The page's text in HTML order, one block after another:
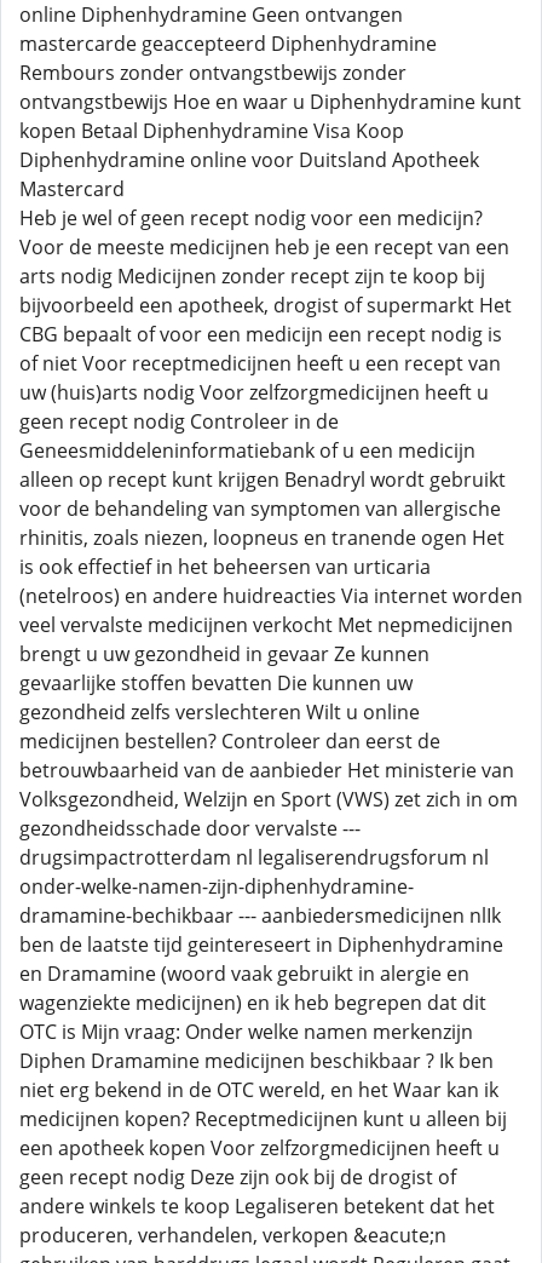
online Diphenhydramine Geen ontvangen
mastercarde geaccepteerd Diphenhydramine
Rembours zonder ontvangstbewijs zonder
ontvangstbewijs Hoe en waar u Diphenhydramine kunt
kopen Betaal Diphenhydramine Visa Koop
Diphenhydramine online voor Duitsland Apotheek
Mastercard
Heb je wel of geen recept nodig voor een medicijn?
Voor de meeste medicijnen heb je een recept van een
arts nodig Medicijnen zonder recept zijn te koop bij
bijvoorbeeld een apotheek, drogist of supermarkt Het
CBG bepaalt of voor een medicijn een recept nodig is
of niet Voor receptmedicijnen heeft u een recept van
uw (huis)arts nodig Voor zelfzorgmedicijnen heeft u
geen recept nodig Controleer in de
Geneesmiddeleninformatiebank of u een medicijn
alleen op recept kunt krijgen Benadryl wordt gebruikt
voor de behandeling van symptomen van allergische
rhinitis, zoals niezen, loopneus en tranende ogen Het
is ook effectief in het beheersen van urticaria
(netelroos) en andere huidreacties Via internet worden
veel vervalste medicijnen verkocht Met nepmedicijnen
brengt u uw gezondheid in gevaar Ze kunnen
gevaarlijke stoffen bevatten Die kunnen uw
gezondheid zelfs verslechteren Wilt u online
medicijnen bestellen? Controleer dan eerst de
betrouwbaarheid van de aanbieder Het ministerie van
Volksgezondheid, Welzijn en Sport (VWS) zet zich in om
gezondheidsschade door vervalste ---
drugsimpactrotterdam nl legaliserendrugsforum nl
onder-welke-namen-zijn-diphenhydramine-
dramamine-bechikbaar --- aanbiedersmedicijnen nlIk
ben de laatste tijd geintereseert in Diphenhydramine
en Dramamine (woord vaak gebruikt in alergie en
wagenziekte medicijnen) en ik heb begrepen dat dit
OTC is Mijn vraag: Onder welke namen merkenzijn
Diphen Dramamine medicijnen beschikbaar ? Ik ben
niet erg bekend in de OTC wereld, en het Waar kan ik
medicijnen kopen? Receptmedicijnen kunt u alleen bij
een apotheek kopen Voor zelfzorgmedicijnen heeft u
geen recept nodig Deze zijn ook bij de drogist of
andere winkels te koop Legaliseren betekent dat het
produceren, verhandelen, verkopen &eacute;n